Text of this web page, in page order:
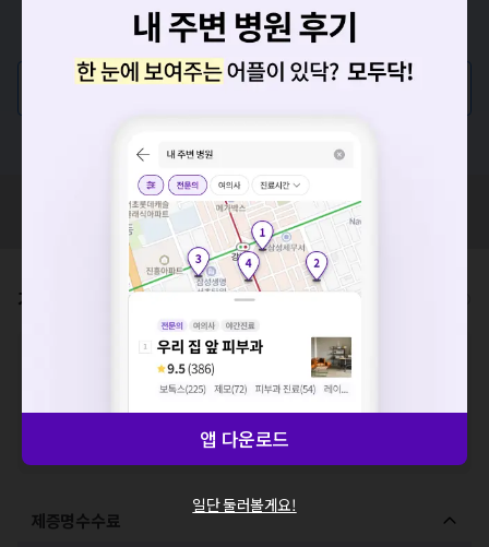
증상/치료, 궁금한 점이 있나요?
의사가 직접 답해드려요!
💬 무엇이든 물어보세요
혹시 잘못된 병원정보가 있나요?
모두닥 팀에 알려주세요!
가격표 비급여/급여 진료란?
비급여 항목의 경우,추가비용 등으로 실제 가격과 상이할 수 있으니, 정확
한 가격은 해당 의료기관에 직접 문의해주세요.
건강보험심사평가원에 고지되어 있는 급여 진료 기준 가
격입니다. (진료와 연관된 복합적인 비용이 추가되어, 병원마다 금액이 다르게
산정될 수 있는 점 참고 바랍니다.)
VAT 포함
제증명수수료
요청하신 작업을 처리하지 못했습니다.
네트워크 또는 서버의 일시적인 오류로, 잠시 후 다시 시도해주
세요. 지속적으로 문제가 발생할 경우 모두닥 채널톡으로 문의
앱 다운로드
일단 둘러볼게요!